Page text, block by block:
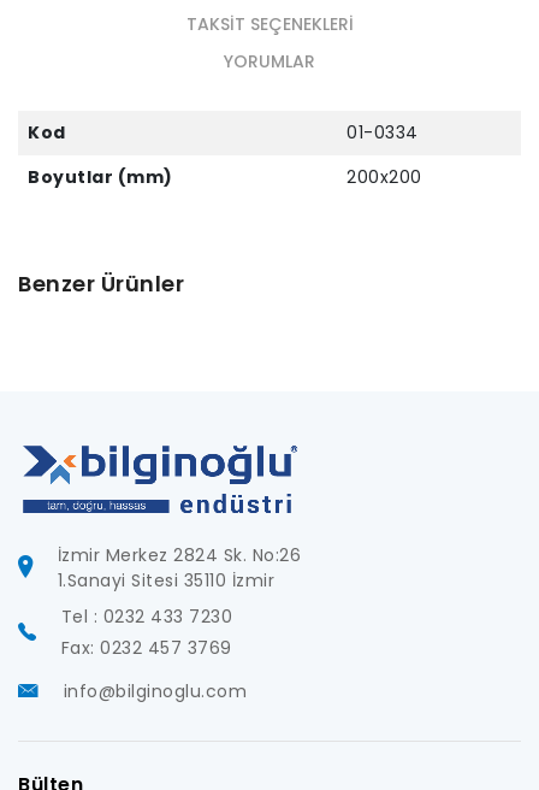
TAKSIT SEÇENEKLERI
YORUMLAR
Kod
01-0334
Boyutlar (mm)
200x200
Benzer Ürünler
İzmir Merkez 2824 Sk. No:26
1.Sanayi Sitesi 35110 İzmir
Tel : 0232 433 7230
Fax: 0232 457 3769
info@bilginoglu.com